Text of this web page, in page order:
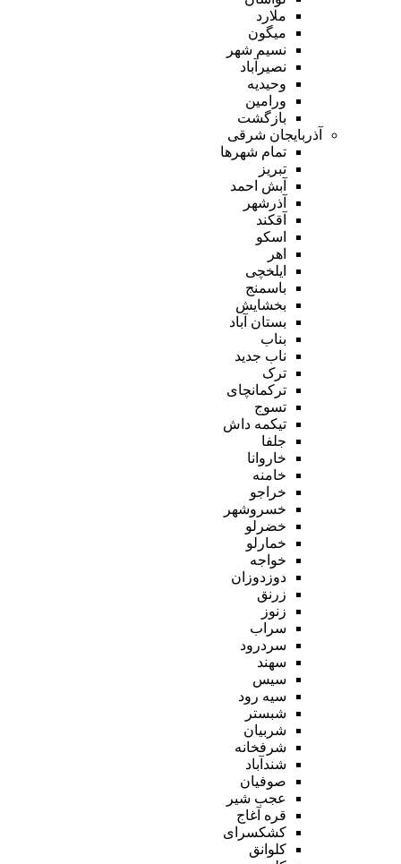
ملارد
میگون
نسیم شهر
نصیرآباد
وحیدیه
ورامین
بازگشت
آذربایجان شرقی
تمام شهر‌ها
تبریز
آبش احمد
آذرشهر
آقکند
اسکو
اهر
ایلخچی
باسمنج
بخشایش
بستان آباد
بناب
ناب جدید
ترک
ترکمانچای
تسوج
تیکمه داش
جلفا
خاروانا
خامنه
خراجو
خسروشهر
خضرلو
خمارلو
خواجه
دوزدوزان
زرنق
زنوز
سراب
سردرود
سهند
سیس
سیه رود
شبستر
شربیان
شرفخانه
شندآباد
صوفیان
عجب شیر
قره آغاج
کشکسرای
کلوانق